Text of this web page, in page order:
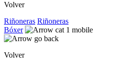
Volver
Riñoneras Riñoneras
Bóxer
Volver